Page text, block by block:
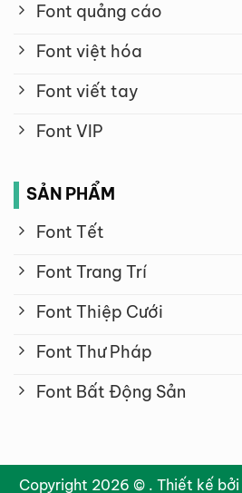
Font quảng cáo
Font việt hóa
Font viết tay
Font VIP
SẢN PHẨM
Font Tết
Font Trang Trí
Font Thiệp Cưới
Font Thư Pháp
Font Bất Động Sản
Copyright 2026 © . Thiết kế bởi